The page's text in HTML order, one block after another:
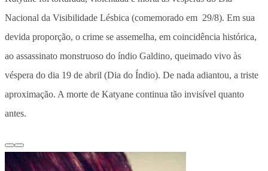
Nacional da Visibilidade Lésbica (comemorado em 29/8). Em sua
devida proporção, o crime se assemelha, em coincidência histórica,
ao assassinato monstruoso do índio Galdino, queimado vivo às
véspera do dia 19 de abril (Dia do Índio). De nada adiantou, a triste
aproximação. A morte de Katyane continua tão invisível quanto
antes.